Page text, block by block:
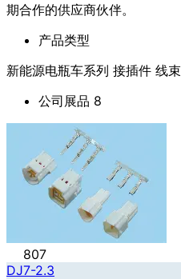
期合作的供应商伙伴。
产品类型
新能源电瓶车系列 接插件 线束
公司展品 8
807
DJ7-2.3